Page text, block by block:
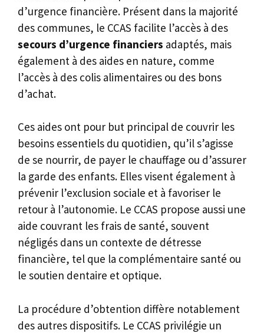
d’urgence financière. Présent dans la majorité
des communes, le CCAS facilite l’accès à des
secours d’urgence financiers adaptés, mais
également à des aides en nature, comme
l’accès à des colis alimentaires ou des bons
d’achat.
Ces aides ont pour but principal de couvrir les
besoins essentiels du quotidien, qu’il s’agisse
de se nourrir, de payer le chauffage ou d’assurer
la garde des enfants. Elles visent également à
prévenir l’exclusion sociale et à favoriser le
retour à l’autonomie. Le CCAS propose aussi une
aide couvrant les frais de santé, souvent
négligés dans un contexte de détresse
financière, tel que la complémentaire santé ou
le soutien dentaire et optique.
La procédure d’obtention diffère notablement
des autres dispositifs. Le CCAS privilégie un